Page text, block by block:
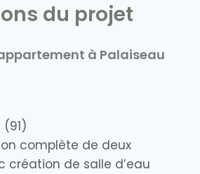
du projet
à Palaiseau
(91)
complète de deux
création de salle d’eau